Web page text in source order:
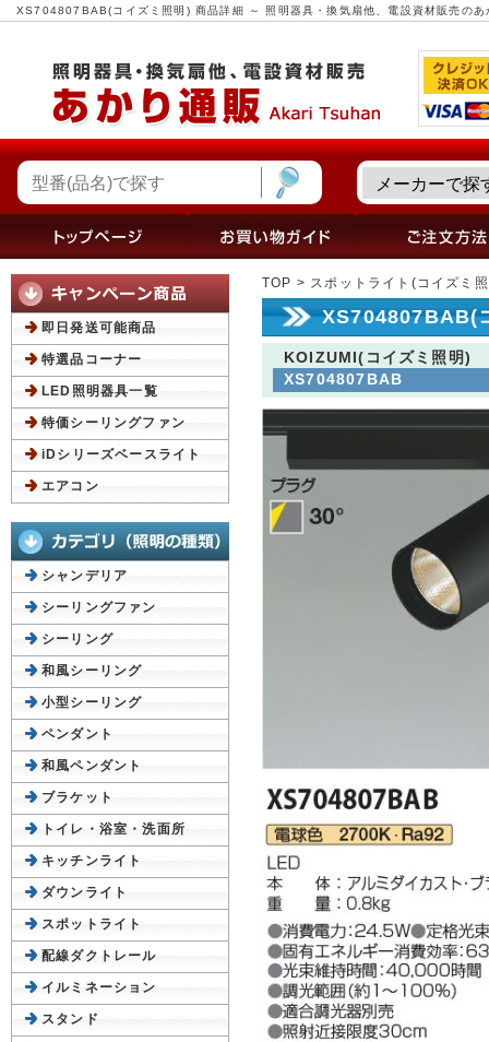
XS704807BAB(コイズミ照明) 商品詳細 ～ 照明器具・換気扇他、電設資材販売のあ
TOP > スポットライト(コイズミ
XS704807BAB(
KOIZUMI(コイズミ照明)
XS704807BAB
即日発送可能商品
特選品コーナー
LED照明器具一覧
特価シーリングファン
iDシリーズベースライト
エアコン
シャンデリア
シーリングファン
シーリング
和風シーリング
小型シーリング
ペンダント
和風ペンダント
ブラケット
トイレ・浴室・洗面所
キッチンライト
ダウンライト
スポットライト
配線ダクトレール
イルミネーション
スタンド